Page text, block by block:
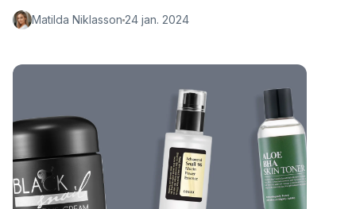
Matilda Niklasson 24 jan. 2024